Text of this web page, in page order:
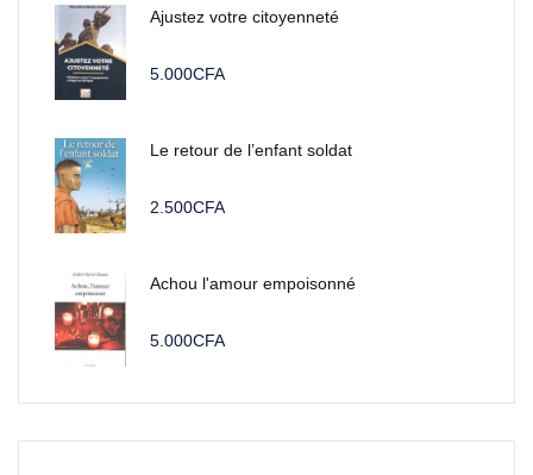
Ajustez votre citoyenneté
5.000CFA
Le retour de l’enfant soldat
2.500CFA
Achou l'amour empoisonné
5.000CFA